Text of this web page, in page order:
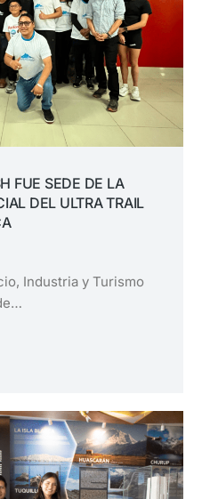
FUE SEDE DE LA
DEL ULTRA TRAIL
Industria y Turismo